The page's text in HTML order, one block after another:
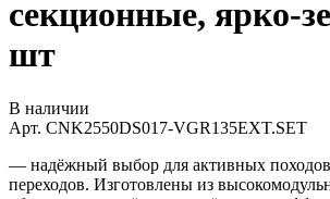
секционные, ярко-
шт
В наличии
Арт. CNK2550DS017-VGR135EXT.SET
— надёжный выбор для активных
переходов. Изготовлены из